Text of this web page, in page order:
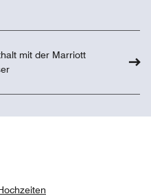
mit der Marriott